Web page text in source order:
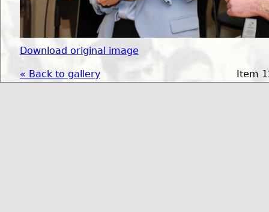
Download original image
« Back to gallery Item